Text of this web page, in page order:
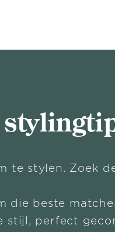
te stylen. Zoek
die beste
stijl, perfect